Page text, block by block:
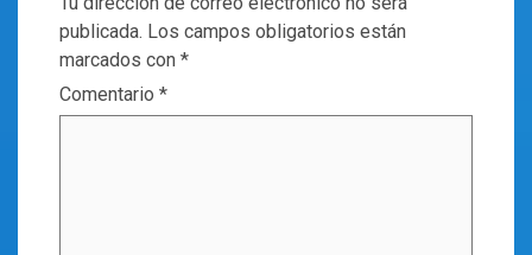
publicada. Los campos obligatorios están
marcados con *
Comentario *